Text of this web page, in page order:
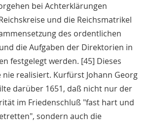
bei Achterklärungen
und die Reichsmatrikel
des ordentlichen
die Aufgaben der Direktorien in
festgelegt werden. [45] Dieses
realisiert. Kurfürst Johann Georg
darüber 1651, daß nicht nur der
im Friedenschluß "fast hart und
sondern auch die